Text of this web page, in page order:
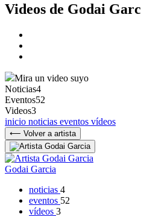
Videos de Godai
Mira un video suyo
Noticias4
Eventos52
Videos3
inicio noticias eventos vídeos
⟵ Volver a artista
Godai Garcia
noticias 4
eventos 52
vídeos 3